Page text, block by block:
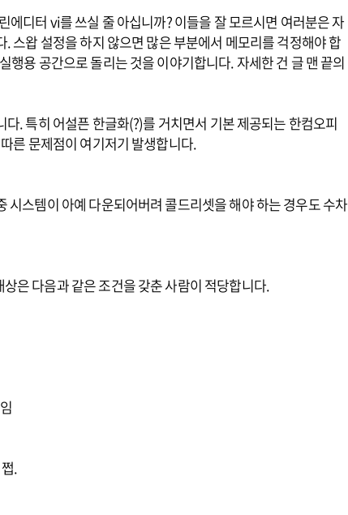
에디터 vi를 쓰실 줄 아십니까? 이들을 잘 모르시면 여러분은 자
스왑 설정을 하지 않으면 많은 부분에서 메모리를 걱정해야 합
행용 공간으로 돌리는 것을 이야기합니다. 자세한 건 글 맨 끝의
. 특히 어설픈 한글화(?)를 거치면서 기본 제공되는 한컴오피
른 문제점이 여기저기 발생합니다.
시스템이 아예 다운되어버려 콜드리셋을 해야 하는 경우도 수차
은 다음과 같은 조건을 갖춘 사람이 적당합니다.
.